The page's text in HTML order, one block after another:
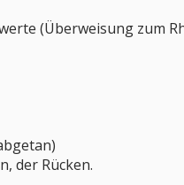
(Überweisung zum
der Rücken.